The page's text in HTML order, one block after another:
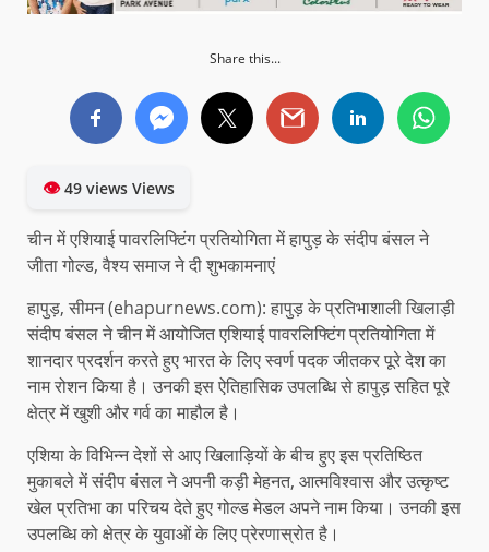
Share this...
👁49 views Views
चीन में एशियाई पावरलिफ्टिंग प्रतियोगिता में हापुड़ के संदीप बंसल ने
जीता गोल्ड, वैश्य समाज ने दी शुभकामनाएं
हापुड़, सीमन (ehapurnews.com): हापुड़ के प्रतिभाशाली खिलाड़ी
संदीप बंसल ने चीन में आयोजित एशियाई पावरलिफ्टिंग प्रतियोगिता में
शानदार प्रदर्शन करते हुए भारत के लिए स्वर्ण पदक जीतकर पूरे देश का
नाम रोशन किया है। उनकी इस ऐतिहासिक उपलब्धि से हापुड़ सहित पूरे
क्षेत्र में खुशी और गर्व का माहौल है।
एशिया के विभिन्न देशों से आए खिलाड़ियों के बीच हुए इस प्रतिष्ठित
मुकाबले में संदीप बंसल ने अपनी कड़ी मेहनत, आत्मविश्वास और उत्कृष्ट
खेल प्रतिभा का परिचय देते हुए गोल्ड मेडल अपने नाम किया। उनकी इस
उपलब्धि को क्षेत्र के युवाओं के लिए प्रेरणास्रोत है।